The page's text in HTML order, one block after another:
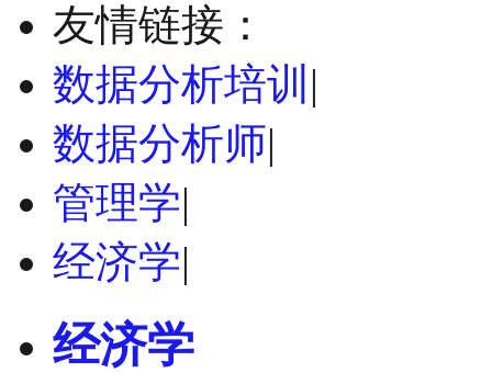
友情链接：
数据分析培训 |
数据分析师|
管理学|
经济学|
经济学